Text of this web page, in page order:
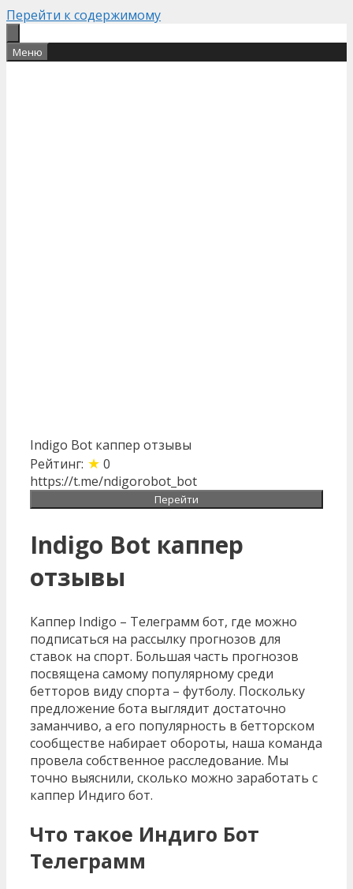
Перейти к содержимому
Меню
Indigo Bot каппер отзывы
Рейтинг: ★ 0
https://t.me/ndigorobot_bot
Перейти
Indigo Bot каппер
отзывы
Каппер Indigo – Телеграмм бот, где можно
подписаться на рассылку прогнозов для
ставок на спорт. Большая часть прогнозов
посвящена самому популярному среди
бетторов виду спорта – футболу. Поскольку
предложение бота выглядит достаточно
заманчиво, а его популярность в бетторском
сообществе набирает обороты, наша команда
провела собственное расследование. Мы
точно выяснили, сколько можно заработать с
каппер Индиго бот.
Что такое Индиго Бот
Телеграмм